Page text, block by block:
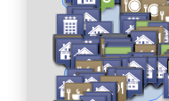
NAVEGACIÓN